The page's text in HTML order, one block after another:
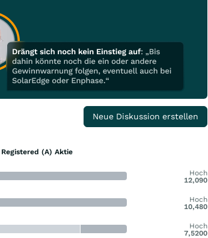
Neue Diskussion erstellen
Registered (A) Aktie
Hoch
12,090
Hoch
10,480
Hoch
7,5200